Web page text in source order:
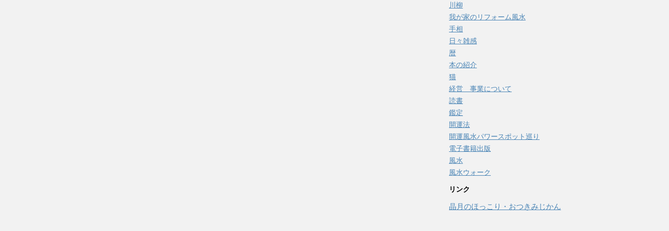
川柳
我が家のリフォーム風水
手相
日々雑感
暦
本の紹介
猫
経営 事業について
読書
鑑定
開運法
開運風水パワースポット巡り
電子書籍出版
風水
風水ウォーク
リンク
晶月のほっこり・おつきみじかん